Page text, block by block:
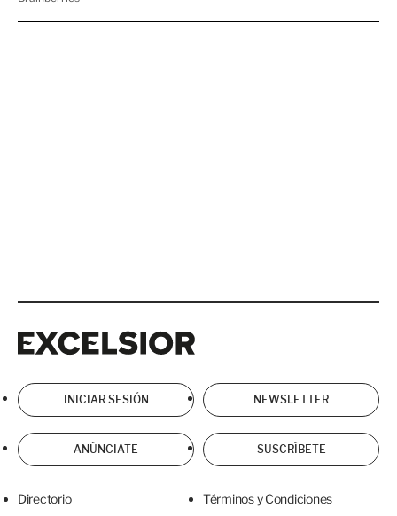
INICIAR SESIÓN NEWSLETTER
ANÚNCIATE SUSCRÍBETE
Directorio Términos y Condiciones